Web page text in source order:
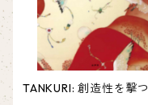
TANKURI: 創造性を撃つ